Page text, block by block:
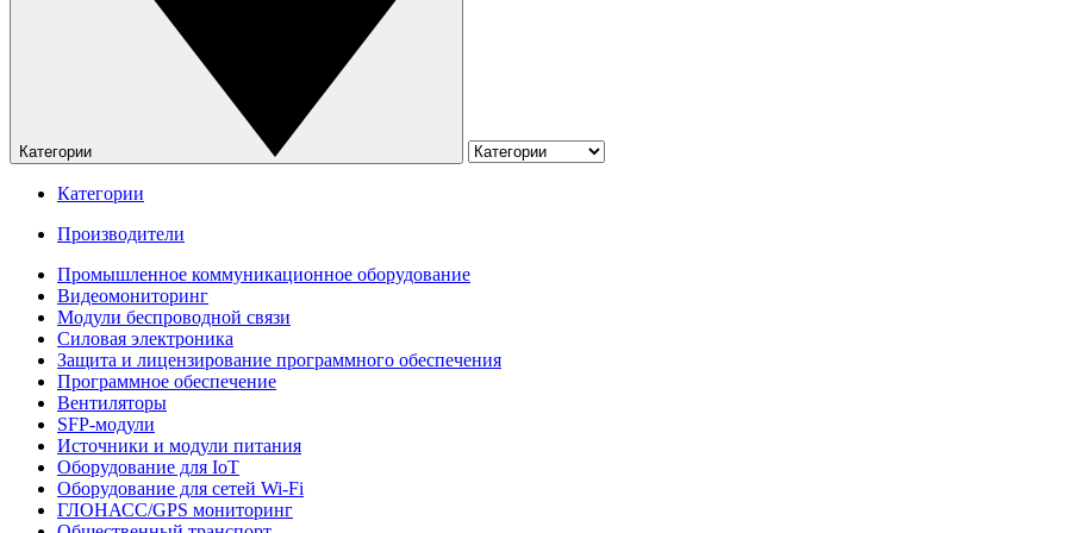
Категории
Категории
Производители
Промышленное коммуникационное оборудование
Видеомониторинг
Модули беспроводной связи
Силовая электроника
Защита и лицензирование программного обеспечения
Программное обеспечение
Вентиляторы
SFP-модули
Источники и модули питания
Оборудование для IoT
Оборудование для сетей Wi-Fi
ГЛОНАСС/GPS мониторинг